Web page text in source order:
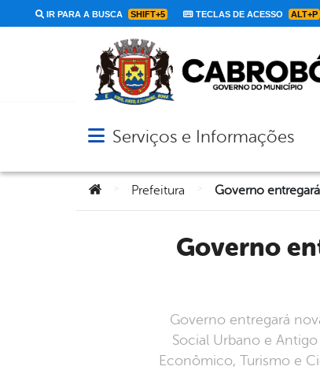
IR PARA A BUSCA SHIFT+5 TECLAS DE ACESSO ALT+P
Abrir menu principal de navegação
Serviços e Informações
Você está aqui:
Prefeitura
Governo entregará novas escrituras do programa ‘Cabrobó
Governo entregará
Social Urbano e
Econômico, Turismo e